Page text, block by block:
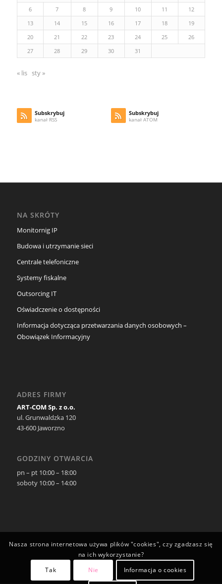
6
7 8 9 10 11
12
13
14 15 16 17 18
19
20
21 22 23 24 25
26
27
28 29 30 31
« lis sty »
Subskrybuj
kanał RSS
Subskrybuj
kanał ATOM
NA SKRÓTY
Monitornig IP
Budowa i utrzymanie sieci
Centrale telefoniczne
Systemy fiskalne
Outsorcing IT
Oświadczenie o dostępności
Informacja dotycząca przetwarzania danych osobowych –
Obowiązek Informacyjny
ADRES FIRMY
ART-COM Sp. z o.o.
ul. Grunwaldzka 120
43-600 Jaworzno
GODZINY OTWARCIA
pn – pt 10:00 – 18:00
soboty 10:00 – 14:00
Nasza strona internetowa używa plików "cookies", czy zgadzasz się
na ich wykorzystanie?
Tak
Nie Informacja o cookies